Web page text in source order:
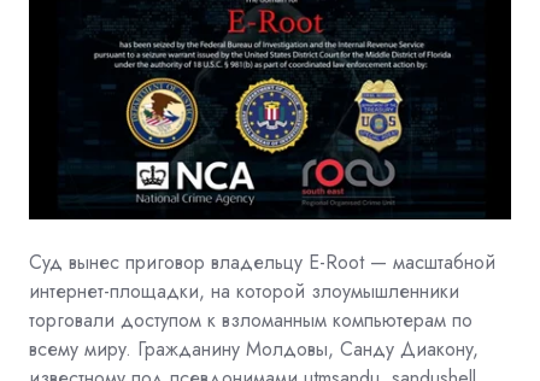
Суд вынес приговор владельцу E-Root — масштабной
интернет-площадки, на которой злоумышленники
торговали доступом к взломанным компьютерам по
всему миру. Гражданину Молдовы, Санду Диакону,